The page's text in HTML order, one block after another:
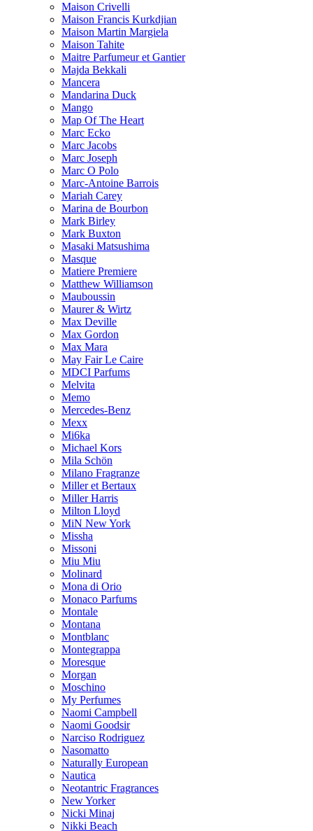
Maison Crivelli
Maison Francis Kurkdjian
Maison Martin Margiela
Maison Tahite
Maitre Parfumeur et Gantier
Majda Bekkali
Mancera
Mandarina Duck
Mango
Map Of The Heart
Marc Ecko
Marc Jacobs
Marc Joseph
Marc O Polo
Marc-Antoine Barrois
Mariah Carey
Marina de Bourbon
Mark Birley
Mark Buxton
Masaki Matsushima
Masque
Matiere Premiere
Matthew Williamson
Mauboussin
Maurer & Wirtz
Max Deville
Max Gordon
Max Mara
May Fair Le Caire
MDCI Parfums
Melvita
Memo
Mercedes-Benz
Mexx
Mi6ka
Michael Kors
Mila Schön
Milano Fragranze
Miller et Bertaux
Miller Harris
Milton Lloyd
MiN New York
Missha
Missoni
Miu Miu
Molinard
Mona di Orio
Monaco Parfums
Montale
Montana
Montblanc
Montegrappa
Moresque
Morgan
Moschino
My Perfumes
Naomi Campbell
Naomi Goodsir
Narciso Rodriguez
Nasomatto
Naturally European
Nautica
Neotantric Fragrances
New Yorker
Nicki Minaj
Nikki Beach